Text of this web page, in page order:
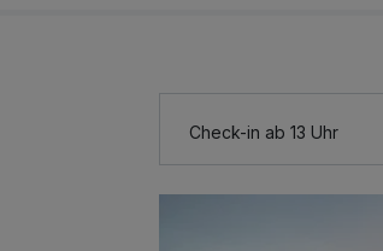
Check-in ab 13 Uhr